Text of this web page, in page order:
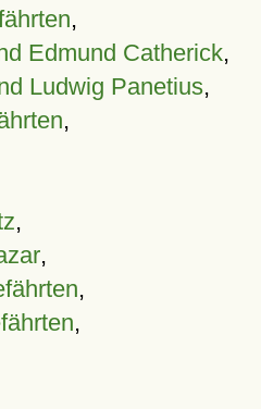
,
Edmund Catherick,
Ludwig Panetius,
,
,
,
,
,